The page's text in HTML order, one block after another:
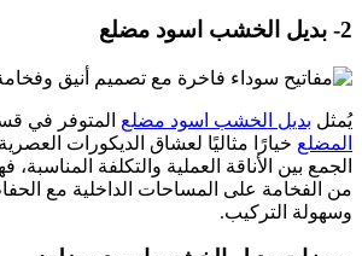
2- بديل الخشب اسود مضلع
يُمثل بديل الخشب اسود مضلع المتوفر في
المضلع خيارًا مثاليًا لعشاق الديكورات
الجمع بين الأناقة العملية والتكلفة
من الفخامة على المساحات الداخلية مع
وسهولة التركيب.